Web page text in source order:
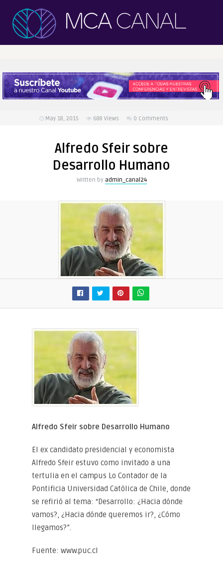
May 18, 2015 688 Views 0 Comments
Alfredo Sfeir sobre
Desarrollo Humano
Written by admin_canal24
Alfredo Sfeir sobre Desarrollo Humano
El ex candidato presidencial y economista
Alfredo Sfeir estuvo como invitado a una
tertulia en el campus Lo Contador de la
Pontificia Universidad Católica de Chile, donde
se refirió al tema: “Desarrollo: ¿Hacia dónde
vamos?, ¿Hacia dónde queremos ir?, ¿Cómo
llegamos?”.
Fuente: www.puc.cl